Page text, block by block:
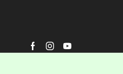
FacebookInstagram
Youtube